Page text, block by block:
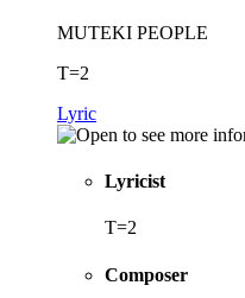
MUTEKI PEOPLE
T=2
Lyric
Lyricist
T=2
Composer